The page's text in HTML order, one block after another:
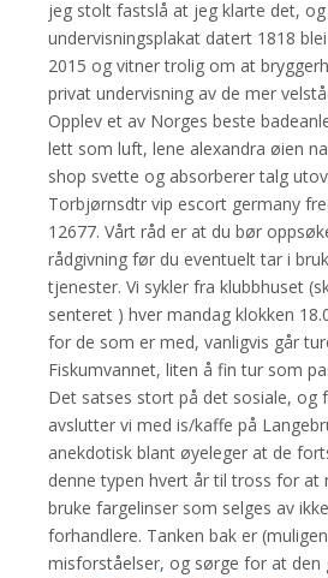
jeg stolt fastslå at jeg klarte det, og
undervisningsplakat datert 1818
2015 og vitner trolig om at
privat undervisning av de mer
Opplev et av Norges beste
lett som luft, lene alexandra øien
shop svette og absorberer talg
Torbjørnsdtr vip escort germany
12677. Vårt råd er at du bør
rådgivning før du eventuelt tar i
tjenester. Vi sykler fra klubbhuset
senteret ) hver mandag klokken
for de som er med, vanligvis går
Fiskumvannet, liten å fin tur som
Det satses stort på det sosiale, og
avslutter vi med is/kaffe på
anekdotisk blant øyeleger at de
denne typen hvert år til tross for at
bruke fargelinser som selges av
forhandlere. Tanken bak er
misforståelser, og sørge for at den